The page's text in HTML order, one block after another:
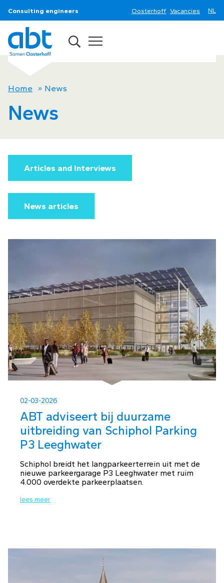
Consulting engineers Oosterhoff Vacancies
Home » News
News
Articles and Interviews
News articles
02-03-2026
ABT adviseert bij duurzame
uitbreiding van Schiphol Parking
P3 Leeghwater
Schiphol breidt het langparkeerterrein uit met de
nieuwe parkeergarage P3 Leeghwater met ruim
4.000 overdekte parkeerplaatsen.
lees meer